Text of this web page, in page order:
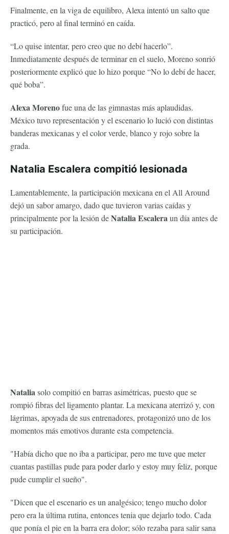
Finalmente, en la viga de equilibro, Alexa intentó un salto que
practicó, pero al final terminó en caída.
“Lo quise intentar, pero creo que no debí hacerlo”.
Inmediatamente después de terminar en el suelo, Moreno sonrió
posteriormente explicó que lo hizo porque “No lo debí de hacer,
qué boba”.
Alexa Morenofue una de las gimnastas más aplaudidas.
México tuvo representación y el escenario lo lució con distintas
banderas mexicanas y el color verde, blanco y rojo sobre la
grada.
Natalia Escalera compitió lesionada
Lamentablemente, la participación mexicana en el All Around
dejó un sabor amargo, dado que tuvieron varias caídas y
principalmente por la lesión deNatalia Escaleraun día antes de
su participación.
Nataliasolo compitió en barras asimétricas, puesto que se
rompió fibras del ligamento plantar. La mexicana aterrizó y, con
lágrimas, apoyada de sus entrenadores, protagonizó uno de los
momentos más emotivos durante esta competencia.
"Había dicho que no iba a participar, pero me tuve que meter
cuantas pastillas pude para poder darlo y estoy muy feliz, porque
pude cumplir el sueño".
"Dicen que el escenario es un analgésico; tengo mucho dolor
pero era la última rutina, entonces tenia que dejarlo todo. Cada
que ponía el pie en la barra era dolor; sólo rezaba para salir sana